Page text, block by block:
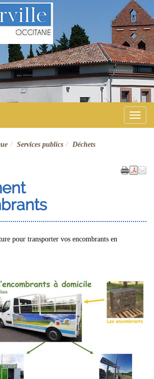
Menu
Services publics
Déchets
pour transporter vos encombrants en